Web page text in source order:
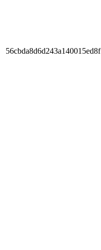
56cbda8d6d243a140015ed8f